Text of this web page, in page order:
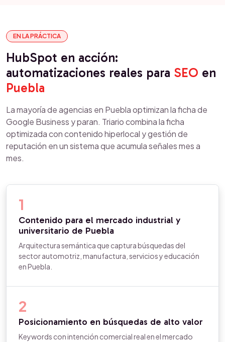
EN LA PRÁCTICA
HubSpot en acción:
automatizaciones reales para SEO en
Puebla
La mayoría de agencias en Puebla optimizan la ficha de
Google Business y paran. Triario combina la ficha
optimizada con contenido hiperlocal y gestión de
reputación en un sistema que acumula señales mes a
mes.
1
Contenido para el mercado industrial y
universitario de Puebla
Arquitectura semántica que captura búsquedas del
sector automotriz, manufactura, servicios y educación
en Puebla.
2
Posicionamiento en búsquedas de alto valor
Keywords con intención comercial real en el mercado